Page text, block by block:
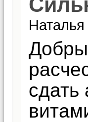
Наталья
сдать